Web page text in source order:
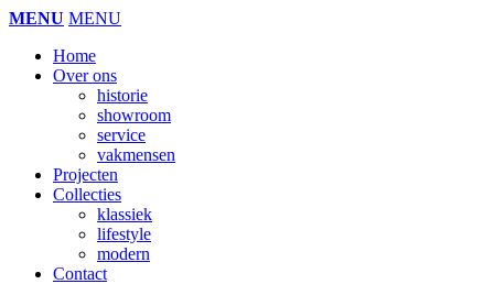
MENU MENU
Home
Over ons
historie
showroom
service
vakmensen
Projecten
Collecties
klassiek
lifestyle
modern
Contact